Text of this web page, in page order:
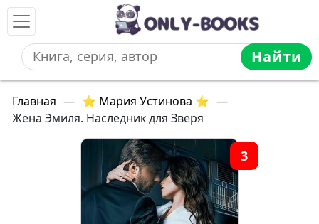
Найти
Главная — ⭐ Мария Устинова ⭐ —
Жена Эмиля. Наследник для Зверя
3